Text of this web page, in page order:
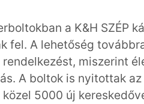
a K&H SZÉP
fel. A lehetőség
miszerint
A boltok is nyitottak
5000 új